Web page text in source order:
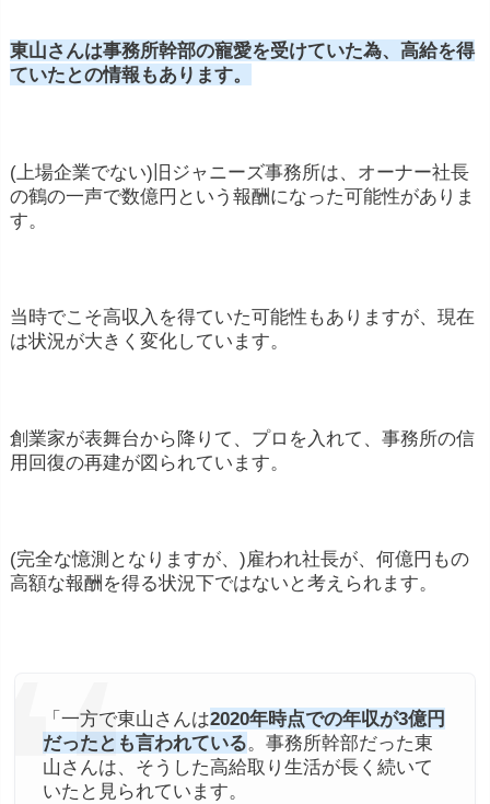
東山さんは事務所幹部の寵愛を受けていた為、高給を得
ていたとの情報もあります。
(上場企業でない)旧ジャニーズ事務所は、オーナー社長
の鶴の一声で数億円という報酬になった可能性がありま
す。
当時でこそ高収入を得ていた可能性もありますが、現在
は状況が大きく変化しています。
創業家が表舞台から降りて、プロを入れて、事務所の信
用回復の再建が図られています。
(完全な憶測となりますが、)雇われ社長が、何億円もの
高額な報酬を得る状況下ではないと考えられます。
「一方で東山さんは2020年時点での年収が3億円
だったとも言われている。事務所幹部だった東
山さんは、そうした高給取り生活が長く続いて
いたと見られています。